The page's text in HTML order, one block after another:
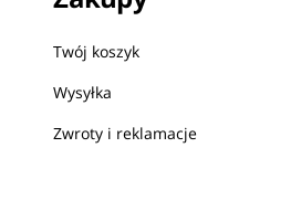
Twój koszyk
Wysyłka
Zwroty i reklamacje